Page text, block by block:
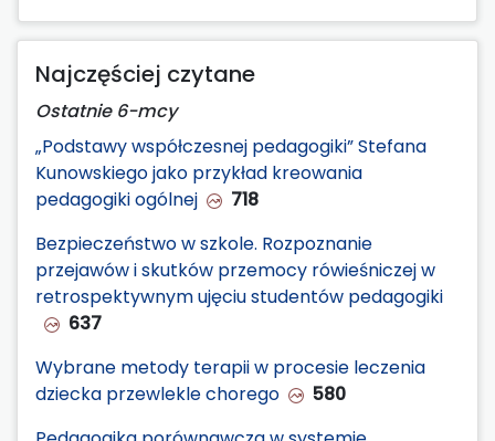
Najczęściej czytane
Ostatnie 6-mcy
„Podstawy współczesnej pedagogiki” Stefana
Kunowskiego jako przykład kreowania
pedagogiki ogólnej
718
Bezpieczeństwo w szkole. Rozpoznanie
przejawów i skutków przemocy rówieśniczej w
retrospektywnym ujęciu studentów pedagogiki
637
Wybrane metody terapii w procesie leczenia
dziecka przewlekle chorego
580